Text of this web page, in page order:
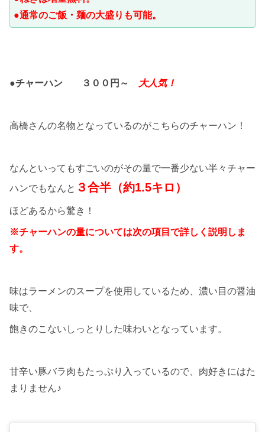
●通常のご飯・麺の大盛りも可能。
●チャーハン ３００円～ 大人気！
高橋さんの名物となっているのがこちらのチャーハン！
なんといってもすごいのがその量で一番少ない半々チャー
ハンでもなんと ３合半（約1.5キロ）
ほどあるから驚き！
※チャーハンの量については次の項目で詳しく説明しま
す。
味はラーメンのスープを使用しているため、濃い目の醤油
味で、
飽きのこないしっとりした味わいとなっています。
甘辛い豚バラ肉もたっぷり入っているので、肉好きにはた
まりません♪